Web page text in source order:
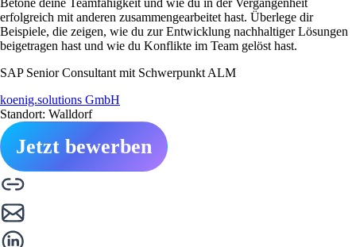
erfolgreich mit anderen zusammengearbeitet hast. Überlege dir
Beispiele, die zeigen, wie du zur Entwicklung nachhaltiger Lösungen
beigetragen hast und wie du Konflikte im Team gelöst hast.
SAP Senior Consultant mit Schwerpunkt ALM
koenig.solutions GmbH
Standort: Walldorf
Jetzt bewerben